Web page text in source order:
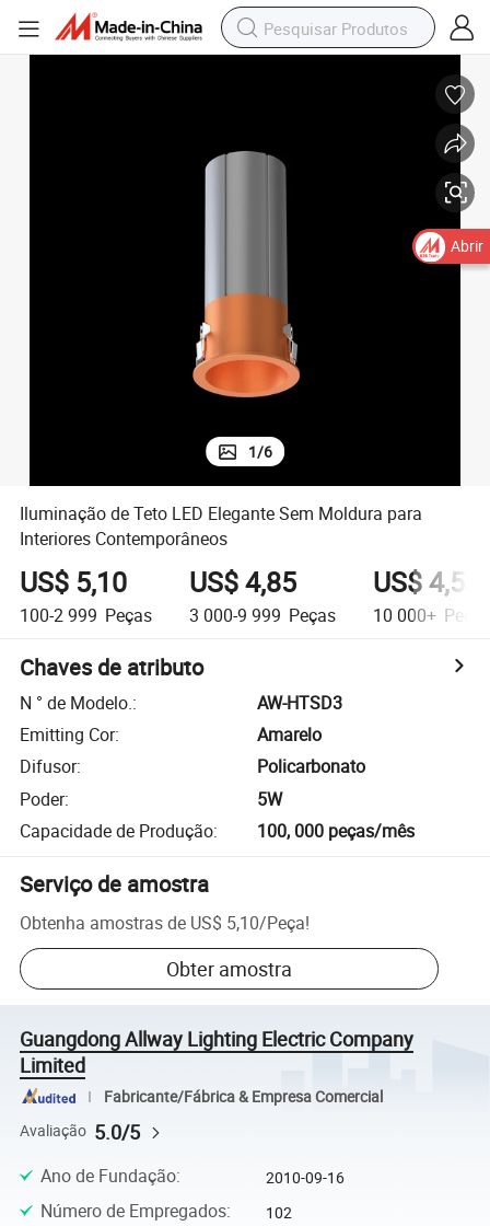
1/6
Iluminação de Teto LED Elegante Sem Moldura para
Interiores Contemporâneos
US$ 5,10
100-2 999 Peças
US$ 4,85
3 000-9 999 Peças
US$ 4,55
10 000+ Peças
Chaves de atributo
N ° de Modelo.:
AW-HTSD3
Emitting Cor:
Amarelo
Difusor:
Policarbonato
Poder:
5W
Capacidade de Produção: 100, 000 peças/mês
Serviço de amostra
Obtenha amostras de US$ 5,10/Peça!
Obter amostra
Guangdong Allway Lighting Electric Company
Limited
Fabricante/Fábrica & Empresa Comercial
Avaliação 5.0/5
Ano de Fundação: 2010-09-16
Número de Empregados: 102
Abrir